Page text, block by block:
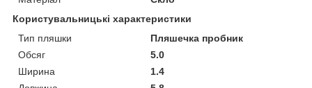
Користувальницькі характеристики
Тип пляшки
Пляшечка пробник
Обсяг
5.0
Ширина
1.4